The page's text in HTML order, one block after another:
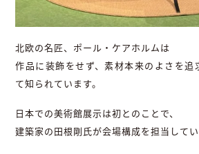
北欧の名匠、ポール・ケアホルムは
作品に装飾をせず、素材本来のよさを追
て知られています。
日本での美術館展示は初とのことで、
建築家の田根剛氏が会場構成を担当してい